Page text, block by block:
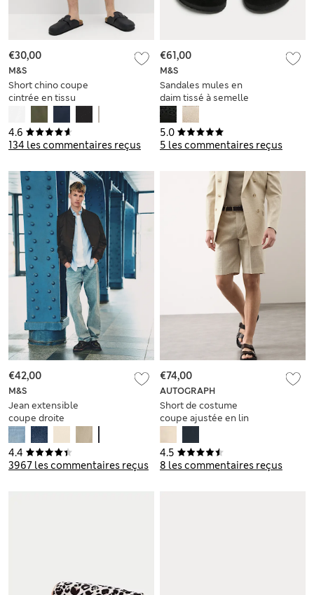
4.6
134 les commentaires reçus
M&S
Short chino coupe
cintrée en tissu
€30,00
5.0
5 les commentaires reçus
M&S
Sandales mules en
daim tissé à semelle
liège
€61,00
4.4
3967 les commentaires reçus
M&S
Jean extensible
coupe droite
€42,00
4.5
8 les commentaires reçus
AUTOGRAPH
Short de costume
coupe ajustée en lin
performance italien
€74,00